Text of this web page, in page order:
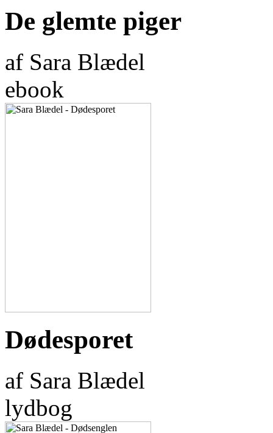
De glemte piger
af Sara Blædel
ebook
Dødesporet
af Sara Blædel
lydbog